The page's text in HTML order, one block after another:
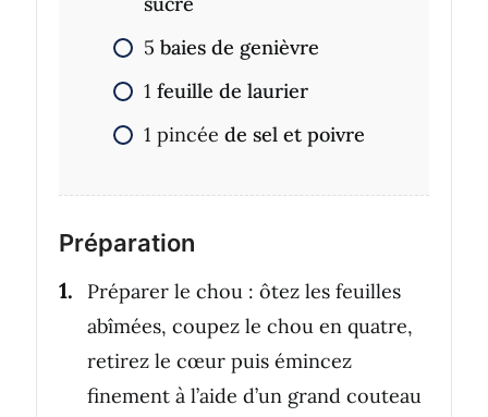
5 baies de genièvre
1 feuille de laurier
1 pincée de sel et poivre
Préparation
Préparer le chou : ôtez les feuilles
abîmées, coupez le chou en quatre,
retirez le cœur puis émincez
finement à l’aide d’un grand couteau